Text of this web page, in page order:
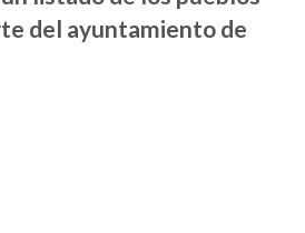
del ayuntamiento de